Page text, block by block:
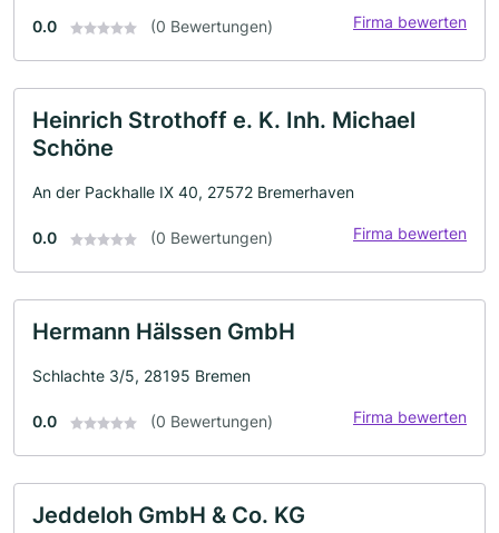
0.0 (0 Bewertungen) Firma bewerten
Heinrich Strothoff e. K. Inh. Michael
Schöne
An der Packhalle IX 40, 27572 Bremerhaven
0.0 (0 Bewertungen) Firma bewerten
Hermann Hälssen GmbH
Schlachte 3/5, 28195 Bremen
0.0 (0 Bewertungen) Firma bewerten
Jeddeloh GmbH & Co. KG